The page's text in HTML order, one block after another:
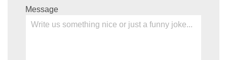
Message